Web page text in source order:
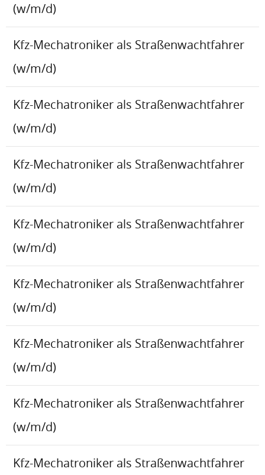
(w/m/d)
Kfz-Mechatroniker als Straßenwachtfahrer
(w/m/d)
Kfz-Mechatroniker als Straßenwachtfahrer
(w/m/d)
Kfz-Mechatroniker als Straßenwachtfahrer
(w/m/d)
Kfz-Mechatroniker als Straßenwachtfahrer
(w/m/d)
Kfz-Mechatroniker als Straßenwachtfahrer
(w/m/d)
Kfz-Mechatroniker als Straßenwachtfahrer
(w/m/d)
Kfz-Mechatroniker als Straßenwachtfahrer
(w/m/d)
Kfz-Mechatroniker als Straßenwachtfahrer